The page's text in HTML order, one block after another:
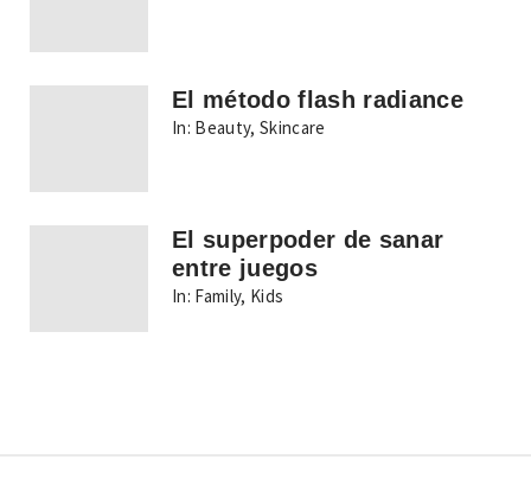
El método flash radiance
In: Beauty,Skincare
El superpoder de sanar
entre juegos
In: Family, Kids